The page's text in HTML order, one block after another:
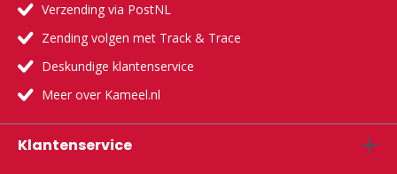
Verzending via PostNL
Zending volgen met Track & Trace
Deskundige klantenservice
Meer over Kameel.nl
Klantenservice